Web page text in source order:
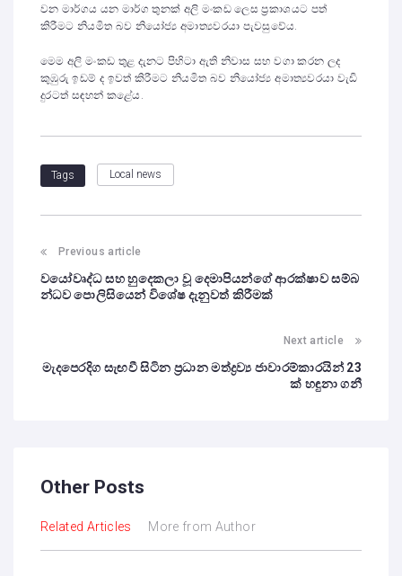
වන මාර්ගය යන මාර්ග තුනක් අලි මංකඩ ලෙස ප්‍රකාශයට පත්
කිරීමට නියමිත බව නියෝජ්‍ය අමාත්‍යවරයා පැවසුවේය.
මෙම අලි මංකඩ තුළ දැනට පිහිටා ඇති නිවාස සහ වගා කරන ලද
කුඹුරු ඉඩම් ද ඉවත් කිරීමට නියමිත බව නියෝජ්‍ය අමාත්‍යවරයා වැඩි
දුරටත් සඳහන් කළේය.
Tags Local news
Previous article
වයෝවෘද්ධ සහ හුදෙකලා වූ දෙමාපියන්ගේ ආරක්ෂාව සම්බ
න්ධව පොලිසියෙන් විශේෂ දැනුවත් කිරීමක්
Next article
මැදපෙරදිග සැඟවී සිටින ප්‍රධාන මත්ද්‍රව්‍ය ජාවාරම්කාරයින් 23
ක් හඳුනා ගනී
Other Posts
Related Articles More from Author